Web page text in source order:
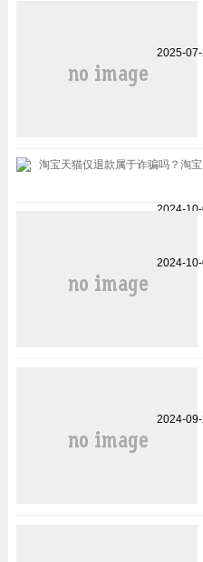
2025-
淘宝天猫仅退款属于诈骗吗？淘
2024-
2024-
2024-